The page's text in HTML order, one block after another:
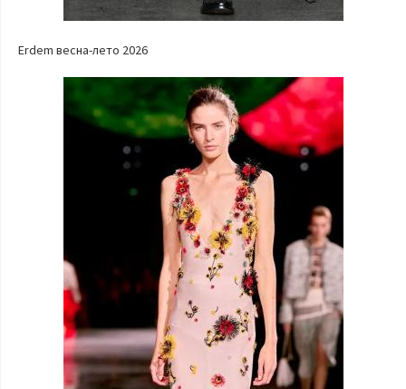
Erdem весна-лето 2026